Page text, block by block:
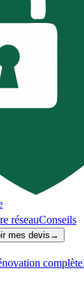
réseauConseils
mes devis→
complète